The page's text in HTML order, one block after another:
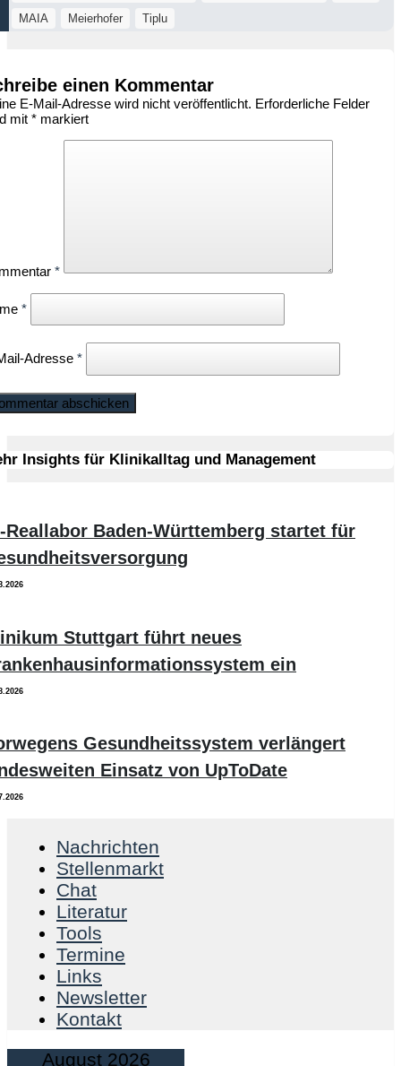
MAIA
Meierhofer Tiplu
einen Kommentar
E-Mail-Adresse wird nicht veröffentlicht. Erforderliche Felder
mit * markiert
*
*
Adresse *
Insights für Klinikalltag und Management
Reallabor Baden-Württemberg startet für
Stuttgart führt neues
ein
Gesundheitssystem verlängert
Einsatz von UpToDate
Nachrichten
Stellenmarkt
Chat
Literatur
Tools
Termine
Links
Newsletter
Kontakt
August 2026